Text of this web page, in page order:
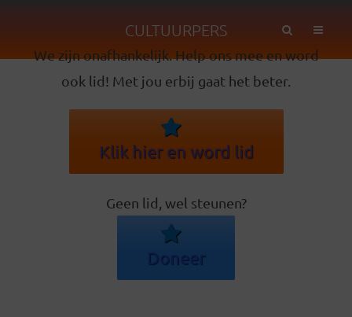
CULTUURPERS
We zijn onafhankelijk. Help ons mee en word
ook lid! Met jou erbij gaat het beter.
Klik hier en word lid
Geen lid, wel steunen?
Doneer